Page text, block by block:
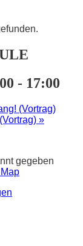
- 17:00
(Vortrag)
»
gegeben